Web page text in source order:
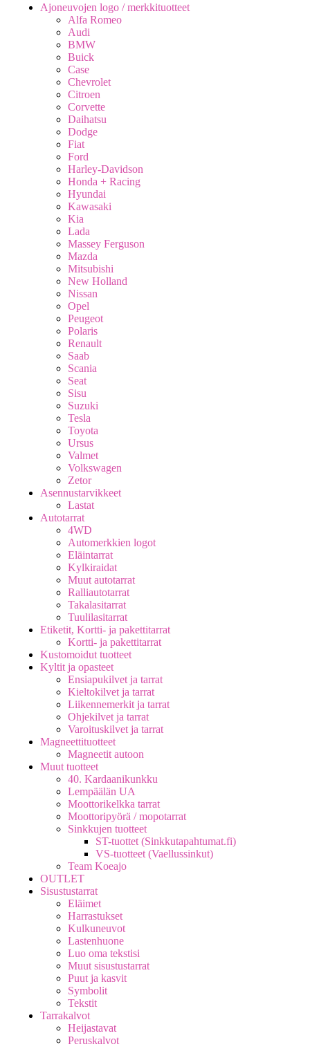
Ajoneuvojen logo / merkkituotteet
Alfa Romeo
Audi
BMW
Buick
Case
Chevrolet
Citroen
Corvette
Daihatsu
Dodge
Fiat
Ford
Harley-Davidson
Honda + Racing
Hyundai
Kawasaki
Kia
Lada
Massey Ferguson
Mazda
Mitsubishi
New Holland
Nissan
Opel
Peugeot
Polaris
Renault
Saab
Scania
Seat
Sisu
Suzuki
Tesla
Toyota
Ursus
Valmet
Volkswagen
Zetor
Asennustarvikkeet
Lastat
Autotarrat
4WD
Automerkkien logot
Eläintarrat
Kylkiraidat
Muut autotarrat
Ralliautotarrat
Takalasitarrat
Tuulilasitarrat
Etiketit, Kortti- ja pakettitarrat
Kortti- ja pakettitarrat
Kustomoidut tuotteet
Kyltit ja opasteet
Ensiapukilvet ja tarrat
Kieltokilvet ja tarrat
Liikennemerkit ja tarrat
Ohjekilvet ja tarrat
Varoituskilvet ja tarrat
Magneettituotteet
Magneetit autoon
Muut tuotteet
40. Kardaanikunkku
Lempäälän UA
Moottorikelkka tarrat
Moottoripyörä / mopotarrat
Sinkkujen tuotteet
ST-tuottet (Sinkkutapahtumat.fi)
VS-tuotteet (Vaellussinkut)
Team Koeajo
OUTLET
Sisustustarrat
Eläimet
Harrastukset
Kulkuneuvot
Lastenhuone
Luo oma tekstisi
Muut sisustustarrat
Puut ja kasvit
Symbolit
Tekstit
Tarrakalvot
Heijastavat
Peruskalvot